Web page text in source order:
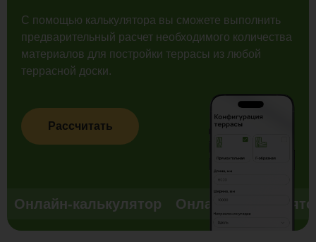
С помощью калькулятора вы сможете выполнить
предварительный расчет необходимого количества
материалов для постройки террасы из любой
террасной доски.
Рассчитать
Онлайн-калькулятор Онлайн-